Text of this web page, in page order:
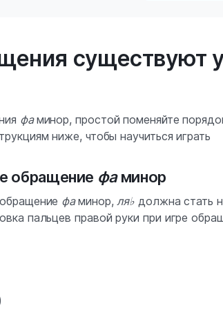
существуют
фаминор, простой поменяйте
ниже, чтобы научиться играть
обращение фаминор
фаминор,ля♭ должна стать
пальцев правой руки при игре